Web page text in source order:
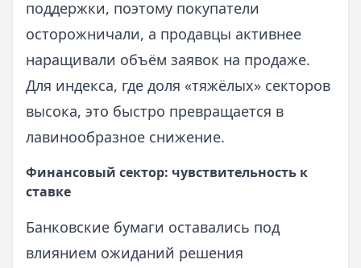
поддержки, поэтому покупатели
осторожничали, а продавцы активнее
наращивали объём заявок на продаже.
Для индекса, где доля «тяжёлых» секторов
высока, это быстро превращается в
лавинообразное снижение.
Финансовый сектор: чувствительность к
ставке
Банковские бумаги оставались под
влиянием ожиданий решения